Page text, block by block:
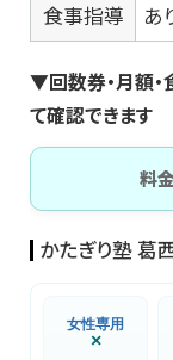
食事指導
あ
▼回数券・月額・
て確認できます
料
かたぎり塾 葛
女性専用
×